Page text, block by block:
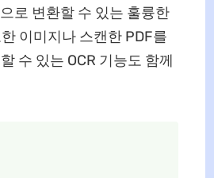
로 변환할 수 있는 훌륭한
이미지나 스캔한 PDF를
수 있는 OCR 기능도 함께